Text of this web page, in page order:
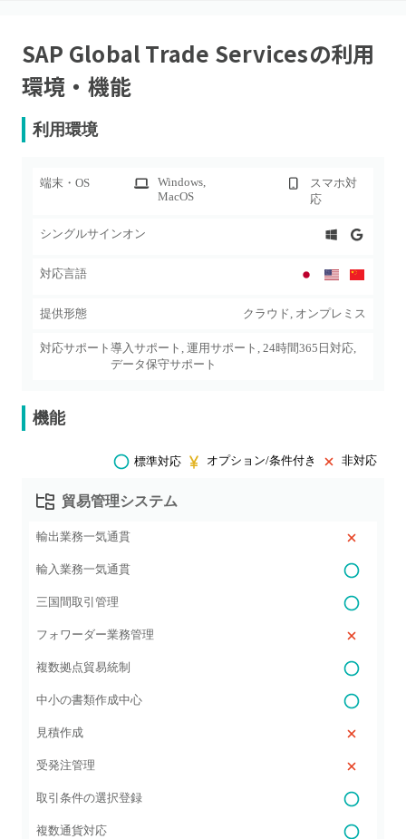
SAP Global Trade Servicesの利用
環境・機能
利用環境
端末・OS Windows,
MacOS
スマホ対
応
シングルサインオン
対応言語
提供形態 クラウド, オンプレミス
対応サポート 導入サポート, 運用サポート, 24時間365日対応,
データ保守サポート
機能
標準対応 オプション/条件付き 非対応
貿易管理システム
輸出業務一気通貫
輸入業務一気通貫
三国間取引管理
フォワーダー業務管理
複数拠点貿易統制
中小の書類作成中心
見積作成
受発注管理
取引条件の選択登録
複数通貨対応